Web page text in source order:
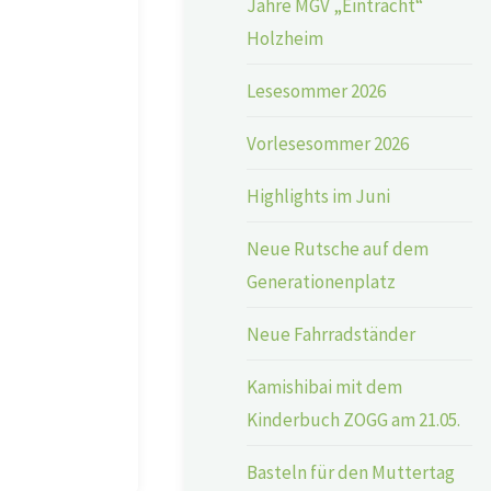
Jahre MGV „Eintracht“
Holzheim
Lesesommer 2026
Vorlesesommer 2026
Highlights im Juni
Neue Rutsche auf dem
Generationenplatz
Neue Fahrradständer
Kamishibai mit dem
Kinderbuch ZOGG am 21.05.
Basteln für den Muttertag